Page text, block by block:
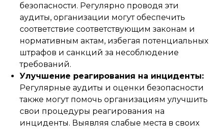
безопасности. Регулярно проводя эти
аудиты, организации могут обеспечить
соответствие соответствующим законам и
нормативным актам, избегая потенциальных
штрафов и санкций за несоблюдение
требований.
Улучшение реагирования на инциденты:
Регулярные аудиты и оценки безопасности
также могут помочь организациям улучшить
свои процедуры реагирования на
инциденты. Выявляя слабые места в своих